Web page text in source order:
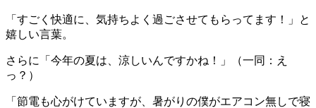
「すごく快適に、気持ちよく過ごさせてもらってます！」と
嬉しい言葉。
さらに「今年の夏は、涼しいんですかね！」（一同：え
っ？）
「節電も心がけていますが、暑がりの僕がエアコン無しで寝